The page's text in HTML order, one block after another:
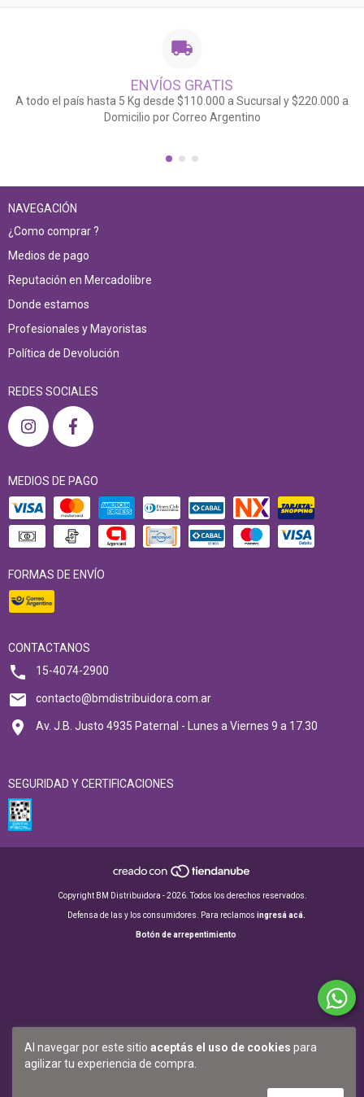
Al navegar por este sitio aceptás el uso de cookies para
agilizar tu experiencia de compra.
ENVÍOS GRATIS
A todo el país hasta 5 Kg desde $110.000 a Sucursal y $220.000 a
Domicilio por Correo Argentino
NAVEGACIÓN
¿Como comprar ?
Medios de pago
Reputación en Mercadolibre
Donde estamos
Profesionales y Mayoristas
Política de Devolución
REDES SOCIALES
MEDIOS DE PAGO
FORMAS DE ENVÍO
CONTACTANOS
15-4074-2900
contacto@bmdistribuidora.com.ar
Av. J.B. Justo 4935 Paternal - Lunes a Viernes 9 a 17.30
SEGURIDAD Y CERTIFICACIONES
Copyright BM Distribuidora - 2026. Todos los derechos reservados.
Defensa de las y los consumidores. Para reclamos ingresá acá.
Botón de arrepentimiento